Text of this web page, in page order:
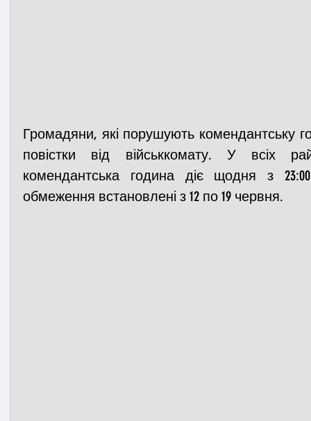
Громадяни, які порушують комендантську
повістки від військкомату. У всіх
комендантська година діє щодня з
обмеження встановлені з 12 по 19 червня.